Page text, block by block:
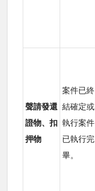
聲請發還
證物、扣
押物
案件已終
結確定或
執行案件
已執行完
畢。